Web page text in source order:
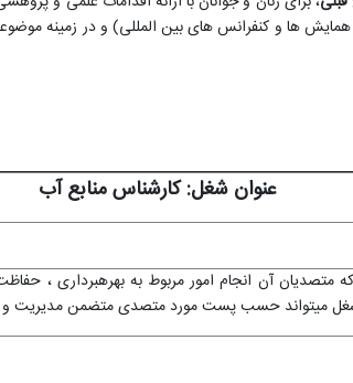
در همایش ها و کنفرانس های بین المللی) و در
عنوان شغل: کارشناس منابع آب
متصدیان آن انجام امور مربوط به بهره­برداری ،
شغل می­تواند حسب پست مورد متصدی متضمن مدیریت و